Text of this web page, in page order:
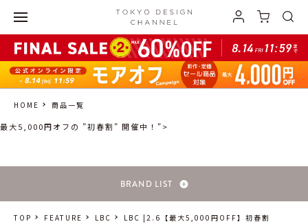
HOME 商品一覧
最大5,000円オフの ”初春割” 開催中！">
BRAND LIST
TOP FEATURE LBC LBC |2.6【最大5,000円OFF】初春割